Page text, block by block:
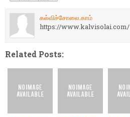
கல்விச்சோலை.காம்
https://www.kalvisolai.com/
Related Posts: